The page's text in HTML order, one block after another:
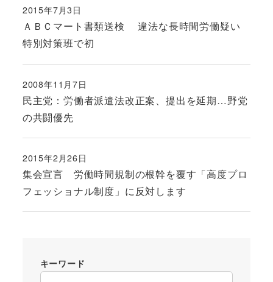
ＡＢＣマート書類送検 違法な長時間労働疑い
特別対策班で初
投稿日
2015年7月3日
民主党：労働者派遣法改正案、提出を延期…野党
の共闘優先
投稿日
2008年11月7日
集会宣言 労働時間規制の根幹を覆す「高度プロ
フェッショナル制度」に反対します
投稿日
2015年2月26日
キーワード